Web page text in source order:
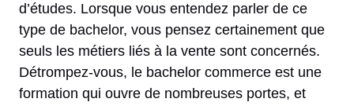
d’études. Lorsque vous entendez parler de ce
type de bachelor, vous pensez certainement que
seuls les métiers liés à la vente sont concernés.
Détrompez-vous, le bachelor commerce est une
formation qui ouvre de nombreuses portes, et